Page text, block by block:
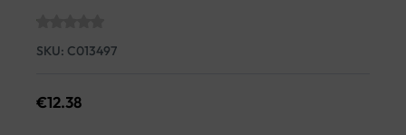
SKU: C013497
€12.38